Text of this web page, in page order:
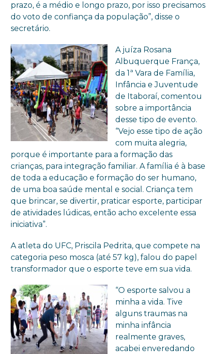
prazo, é a médio e longo prazo, por isso precisamos
do voto de confiança da população”, disse o
secretário.
A juíza Rosana
Albuquerque França,
da 1ª Vara de Família,
Infância e Juventude
de Itaboraí, comentou
sobre a importância
desse tipo de evento.
“Vejo esse tipo de ação
com muita alegria,
porque é importante para a formação das
crianças, para integração familiar. A família é à base
de toda a educação e formação do ser humano,
de uma boa saúde mental e social. Criança tem
que brincar, se divertir, praticar esporte, participar
de atividades lúdicas, então acho excelente essa
iniciativa”.
A atleta do UFC, Priscila Pedrita, que compete na
categoria peso mosca (até 57 kg), falou do papel
transformador que o esporte teve em sua vida.
“O esporte salvou a
minha a vida. Tive
alguns traumas na
minha infância
realmente graves,
acabei enveredando